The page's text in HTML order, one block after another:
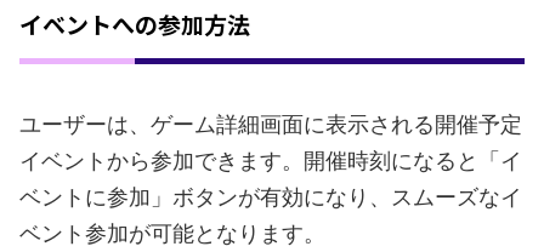
イベントへの参加方法
ユーザーは、ゲーム詳細画面に表示される開催予定
イベントから参加できます。開催時刻になると「イ
ベントに参加」ボタンが有効になり、スムーズなイ
ベント参加が可能となります。